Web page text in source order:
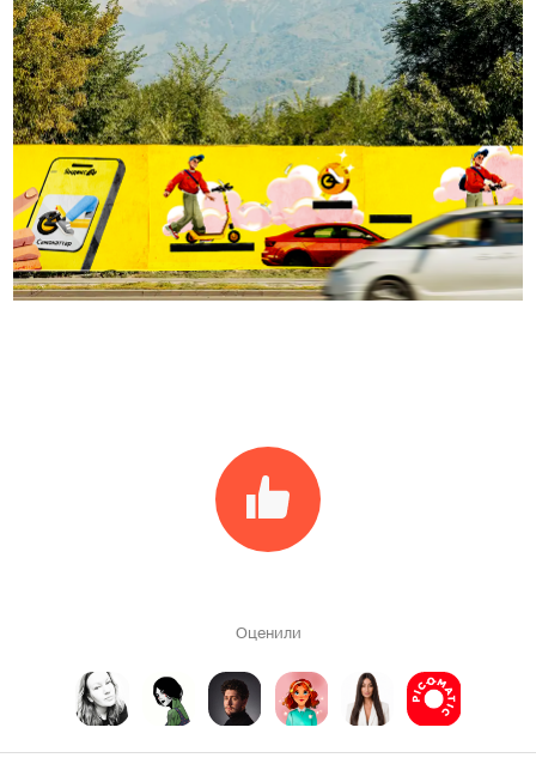
Оценили